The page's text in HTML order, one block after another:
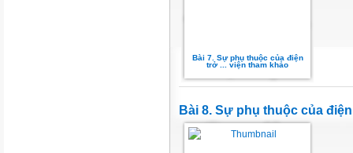
Bài 7. Sự phụ thuộc của điện
trở ... viện tham khảo
Bài 8. Sự phụ thuộc của